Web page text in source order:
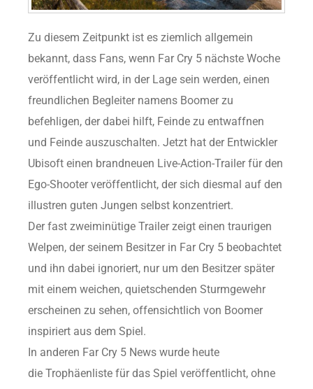
Zu diesem Zeitpunkt ist es ziemlich allgemein
bekannt, dass Fans, wenn Far Cry 5 nächste Woche
veröffentlicht wird, in der Lage sein werden, einen
freundlichen Begleiter namens Boomer zu
befehligen, der dabei hilft, Feinde zu entwaffnen
und Feinde auszuschalten. Jetzt hat der Entwickler
Ubisoft einen brandneuen Live-Action-Trailer für den
Ego-Shooter veröffentlicht, der sich diesmal auf den
illustren guten Jungen selbst konzentriert.
Der fast zweiminütige Trailer zeigt einen traurigen
Welpen, der seinem Besitzer in Far Cry 5 beobachtet
und ihn dabei ignoriert, nur um den Besitzer später
mit einem weichen, quietschenden Sturmgewehr
erscheinen zu sehen, offensichtlich von Boomer
inspiriert aus dem Spiel.
In anderen Far Cry 5 News wurde heute
die Trophäenliste für das Spiel veröffentlicht, ohne